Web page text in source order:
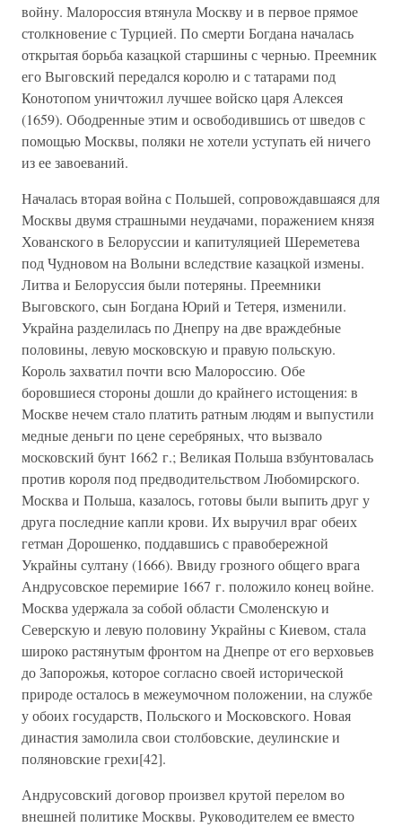
войну. Малороссия втянула Москву и в первое прямое
столкновение с Турцией. По смерти Богдана началась
открытая борьба казацкой старшины с чернью. Преемник
его Выговский передался королю и с татарами под
Конотопом уничтожил лучшее войско царя Алексея
(1659). Ободренные этим и освободившись от шведов с
помощью Москвы, поляки не хотели уступать ей ничего
из ее завоеваний.
Началась вторая война с Польшей, сопровождавшаяся для
Москвы двумя страшными неудачами, поражением князя
Хованского в Белоруссии и капитуляцией Шереметева
под Чудновом на Волыни вследствие казацкой измены.
Литва и Белоруссия были потеряны. Преемники
Выговского, сын Богдана Юрий и Тетеря, изменили.
Украйна разделилась по Днепру на две враждебные
половины, левую московскую и правую польскую.
Король захватил почти всю Малороссию. Обе
боровшиеся стороны дошли до крайнего истощения: в
Москве нечем стало платить ратным людям и выпустили
медные деньги по цене серебряных, что вызвало
московский бунт 1662 г.; Великая Польша взбунтовалась
против короля под предводительством Любомирского.
Москва и Польша, казалось, готовы были выпить друг у
друга последние капли крови. Их выручил враг обеих
гетман Дорошенко, поддавшись с правобережной
Украйны султану (1666). Ввиду грозного общего врага
Андрусовское перемирие 1667 г. положило конец войне.
Москва удержала за собой области Смоленскую и
Северскую и левую половину Украйны с Киевом, стала
широко растянутым фронтом на Днепре от его верховьев
до Запорожья, которое согласно своей исторической
природе осталось в межеумочном положении, на службе
у обоих государств, Польского и Московского. Новая
династия замолила свои столбовские, деулинские и
поляновские грехи[42].
Андрусовский договор произвел крутой перелом во
внешней политике Москвы. Руководителем ее вместо